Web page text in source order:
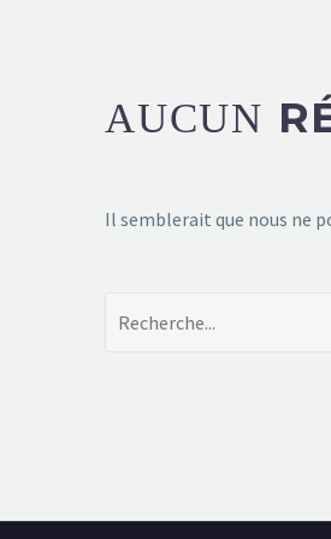
AUCUN
Il semblerait que nous ne